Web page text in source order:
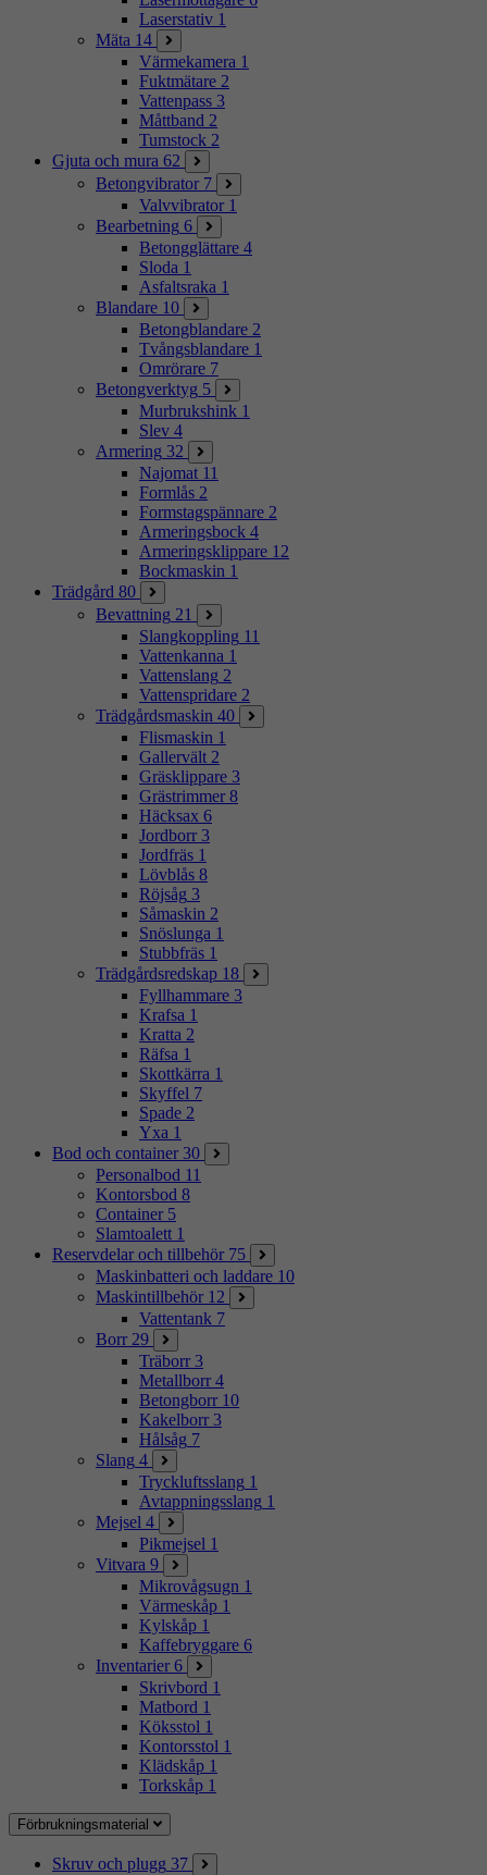
Laserstativ 1
Mäta 14
Värmekamera 1
Fuktmätare 2
Vattenpass 3
Måttband 2
Tumstock 2
Gjuta och mura 62
Betongvibrator 7
Valvvibrator 1
Bearbetning 6
Betongglättare 4
Sloda 1
Asfaltsraka 1
Blandare 10
Betongblandare 2
Tvångsblandare 1
Omrörare 7
Betongverktyg 5
Murbrukshink 1
Slev 4
Armering 32
Najomat 11
Formlås 2
Formstagspännare 2
Armeringsbock 4
Armeringsklippare 12
Bockmaskin 1
Trädgård 80
Bevattning 21
Slangkoppling 11
Vattenkanna 1
Vattenslang 2
Vattenspridare 2
Trädgårdsmaskin 40
Flismaskin 1
Gallervält 2
Gräsklippare 3
Grästrimmer 8
Häcksax 6
Jordborr 3
Jordfräs 1
Lövblås 8
Röjsåg 3
Såmaskin 2
Snöslunga 1
Stubbfräs 1
Trädgårdsredskap 18
Fyllhammare 3
Krafsa 1
Kratta 2
Räfsa 1
Skottkärra 1
Skyffel 7
Spade 2
Yxa 1
Bod och container 30
Personalbod 11
Kontorsbod 8
Container 5
Slamtoalett 1
Reservdelar och tillbehör 75
Maskinbatteri och laddare 10
Maskintillbehör 12
Vattentank 7
Borr 29
Träborr 3
Metallborr 4
Betongborr 10
Kakelborr 3
Hålsåg 7
Slang 4
Tryckluftsslang 1
Avtappningsslang 1
Mejsel 4
Pikmejsel 1
Vitvara 9
Mikrovågsugn 1
Värmeskåp 1
Kylskåp 1
Kaffebryggare 6
Inventarier 6
Skrivbord 1
Matbord 1
Köksstol 1
Kontorsstol 1
Klädskåp 1
Torkskåp 1
Förbrukningsmaterial
Skruv och plugg 37